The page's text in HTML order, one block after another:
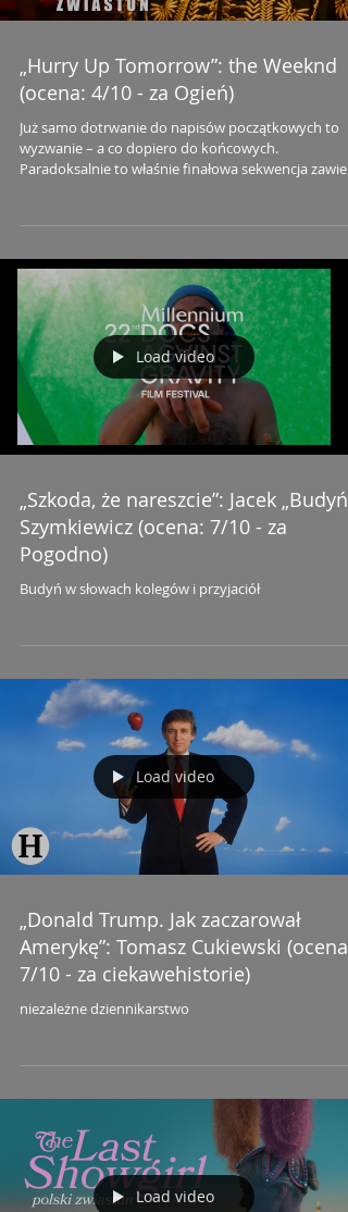
„Hurry Up Tomorrow”: the Weeknd
(ocena: 4/10 - za Ogień)
Już samo dotrwanie do napisów początkowych to
wyzwanie – a co dopiero do końcowych.
Paradoksalnie to właśnie finałowa sekwencja
na wyrost.
Load video
„Szkoda, że nareszcie”: Jacek „Budyń”
Szymkiewicz (ocena: 7/10 - za
Pogodno)
Budyń w słowach kolegów i przyjaciół
Load video
„Donald Trump. Jak zaczarował
Amerykę”: Tomasz Cukiewski (ocena:
7/10 - za ciekawehistorie)
niezależne dziennikarstwo
Load video